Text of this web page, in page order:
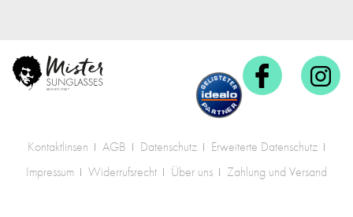
Kontaktlinsen AGB Datenschutz
Erweiterte Datenschutz
Impressum
Widerrufsrecht Über uns Zahlung und Versand